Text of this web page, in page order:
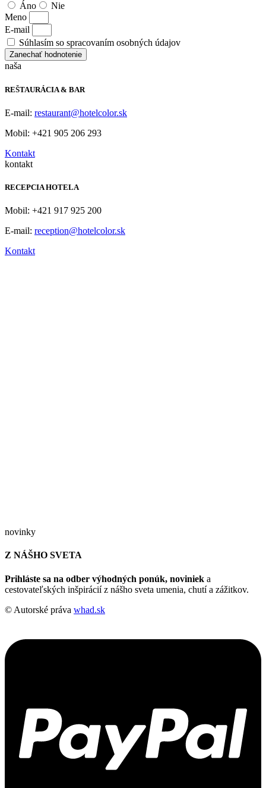
Áno
Nie
Meno
E-mail
Súhlasím so spracovaním osobných údajov
Zanechať hodnotenie
naša
REŠTAURÁCIA & BAR
E-mail: restaurant@hotelcolor.sk
Mobil: +421 905 206 293
Kontakt
kontakt
RECEPCIA HOTELA
Mobil: +421 917 925 200
E-mail: reception@hotelcolor.sk
Kontakt
novinky
Z NÁŠHO SVETA
Prihláste sa na odber výhodných ponúk, noviniek a
cestovateľských inšpirácií z nášho sveta umenia, chutí a zážitkov.
© Autorské práva whad.sk